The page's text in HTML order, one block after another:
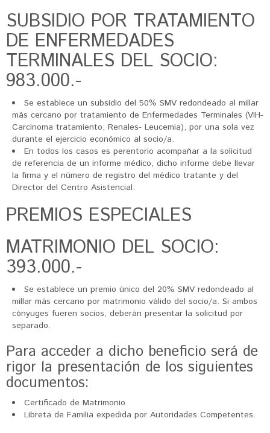
SUBSIDIO POR TRATAMIENTO
DE ENFERMEDADES
TERMINALES DEL SOCIO:
983.000.-
Se establece un subsidio del 50% SMV redondeado al millar
más cercano por tratamiento de Enfermedades Terminales (VIH-
Carcinoma tratamiento, Renales- Leucemia), por una sola vez
durante el ejercicio económico al socio/a.
En todos los casos es perentorio acompañar a la solicitud
de referencia de un informe médico, dicho informe debe llevar
la firma y el número de registro del médico tratante y del
Director del Centro Asistencial.
PREMIOS ESPECIALES
MATRIMONIO DEL SOCIO:
393.000.-
Se establece un premio único del 20% SMV redondeado al
millar más cercano por matrimonio válido del socio/a. Si ambos
cónyuges fueren socios, deberán presentar la solicitud por
separado.
Para acceder a dicho beneficio será de
rigor la presentación de los siguientes
documentos:
Certificado de Matrimonio.
Libreta de Familia expedida por Autoridades Competentes.